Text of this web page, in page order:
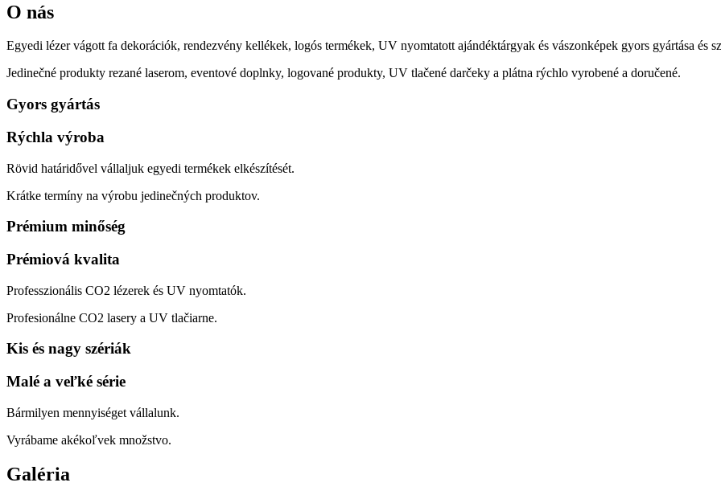
O nás
Egyedi lézer vágott fa dekorációk, rendezvény kellékek, logós termékek, UV nyomtatott ajándéktárgyak és vászonképek gyors gyártása és
Jedinečné produkty rezané laserom, eventové doplnky, logované produkty, UV tlačené darčeky a plátna rýchlo vyrobené a doručené.
Gyors gyártás
Rýchla výroba
Rövid határidővel vállaljuk egyedi termékek elkészítését.
Krátke termíny na výrobu jedinečných produktov.
Prémium minőség
Prémiová kvalita
Professzionális CO2 lézerek és UV nyomtatók.
Profesionálne CO2 lasery a UV tlačiarne.
Kis és nagy szériák
Malé a veľké série
Bármilyen mennyiséget vállalunk.
Vyrábame akékoľvek množstvo.
Galéria